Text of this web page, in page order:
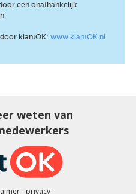
een onafhankelijk
klantOK: www.klantOK.nl
weten van
privacy